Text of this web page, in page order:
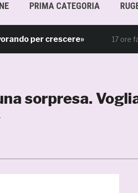
PRIMA CATEGORIA
per crescere» 17 ore fa
sorpresa.